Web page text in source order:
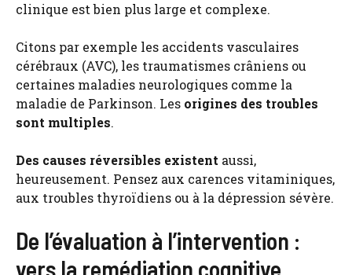
clinique est bien plus large et complexe.
Citons par exemple les accidents vasculaires
cérébraux (AVC), les traumatismes crâniens ou
certaines maladies neurologiques comme la
maladie de Parkinson. Les origines des troubles
sont multiples.
Des causes réversibles existent aussi,
heureusement. Pensez aux carences vitaminiques,
aux troubles thyroïdiens ou à la dépression sévère.
De l’évaluation à l’intervention :
vers la remédiation cognitive